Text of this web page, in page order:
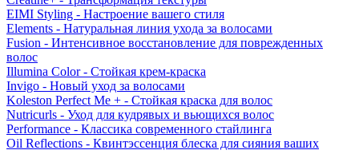
EIMI Styling - Настроение вашего стиля
Elements - Натуральная линия ухода за волосами
Fusion - Интенсивное восстановление для поврежденных
волос
Illumina Color - Стойкая крем-краска
Invigo - Новый уход за волосами
Koleston Perfect Me + - Стойкая краска для волос
Nutricurls - Уход для кудрявых и вьющихся волос
Performance - Классика современного стайлинга
Oil Reflections - Квинтэссенция блеска для сияния ваших